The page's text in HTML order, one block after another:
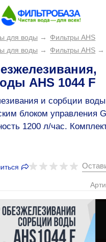
для воды →
Фильтры AHS
Фильтры AHS →
для воды →
AHS 1044 F
и сорбции
блоком управления
1200 л/час.